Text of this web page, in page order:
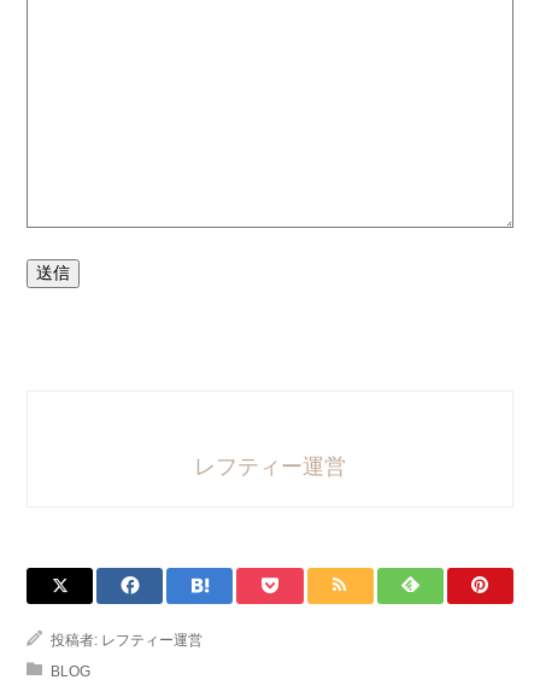
送信
レフティー運営
投稿者: レフティー運営
BLOG